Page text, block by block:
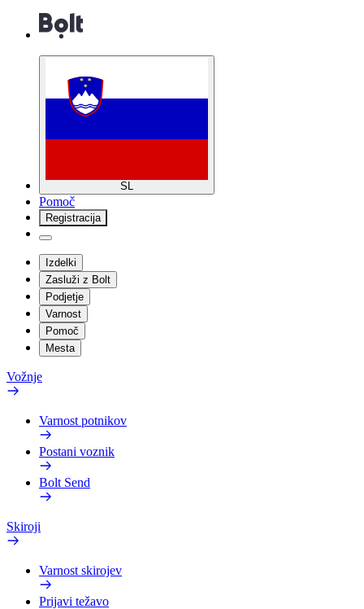
SL
Pomoč
Registracija
Izdelki
Zasluži z Bolt
Podjetje
Varnost
Pomoč
Mesta
Vožnje
Varnost potnikov
Postani voznik
Bolt Send
Skiroji
Varnost skirojev
Prijavi težavo